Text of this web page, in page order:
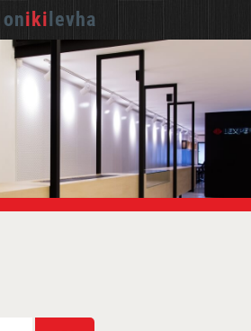
oniki levha